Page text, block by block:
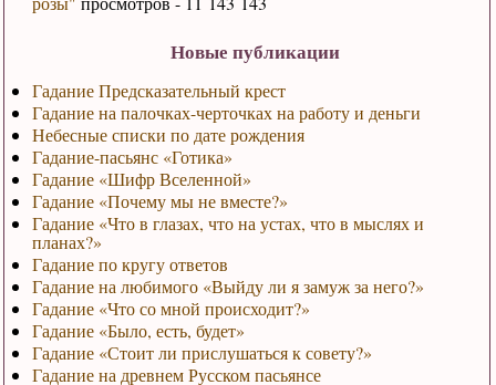
Новые публикации
Гадание Предсказательный крест
Гадание на палочках-черточках на работу и деньги
Небесные списки по дате рождения
Гадание-пасьянс «Готика»
Гадание «Шифр Вселенной»
Гадание «Почему мы не вместе?»
Гадание «Что в глазах, что на устах, что в мыслях и
планах?»
Гадание по кругу ответов
Гадание на любимого «Выйду ли я замуж за него?»
Гадание «Что со мной происходит?»
Гадание «Было, есть, будет»
Гадание «Стоит ли прислушаться к совету?»
Гадание на древнем Русском пасьянсе